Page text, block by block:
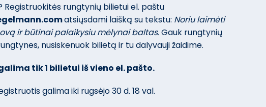
Registruokitės rungtynių bilietui el. paštu
atsiųsdami laišką su tekstu: Noriu laimėti
ir būtinai palaikysiu mėlynai baltas.Gauk rungtynių
nusiskenuok bilietą ir tu dalyvauji žaidime.
tik 1 bilietui iš vieno el. pašto.
galima iki rugsėjo 30 d. 18 val.